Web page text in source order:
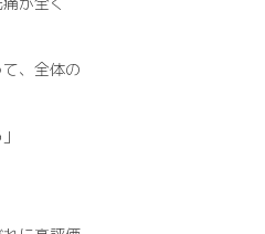
、全体の